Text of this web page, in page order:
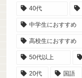
40代
中学生におすすめ
高校生におすすめ
50代以上
20代 国語